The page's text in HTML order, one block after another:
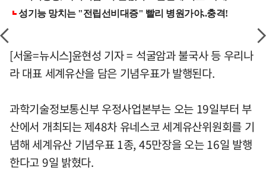
[서울=뉴시스]윤현성 기자 = 석굴암과 불국사 등 우리나
라 대표 세계유산을 담은 기념우표가 발행된다.
과학기술정보통신부 우정사업본부는 오는 19일부터 부
산에서 개최되는 제48차 유네스코 세계유산위원회를 기
념해 세계유산 기념우표 1종, 45만장을 오는 16일 발행
한다고 9일 밝혔다.